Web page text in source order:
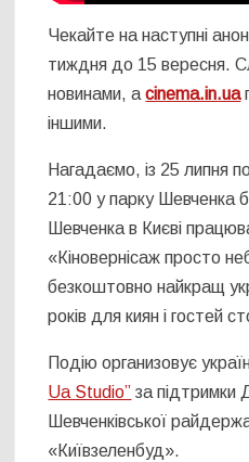
Чекайте на наступні
тиждня до 15 вересня.
новинами, аcinema.in.ua
іншими.
Нагадаємо, із 25 липня
21:00 у парку Шевченка
Шевченка в Києві
«Кіновернісаж просто
безкоштовно найкращ
років для киян і гостей
Подію организовує
Ua Studio” за підтримки
Шевченківської
«Київзеленбуд».